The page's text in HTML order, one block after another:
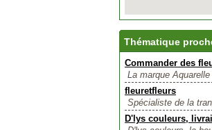
Thématique
Commander des
La marque
fleuretfleurs
Spécialiste de la
D'lys couleurs,